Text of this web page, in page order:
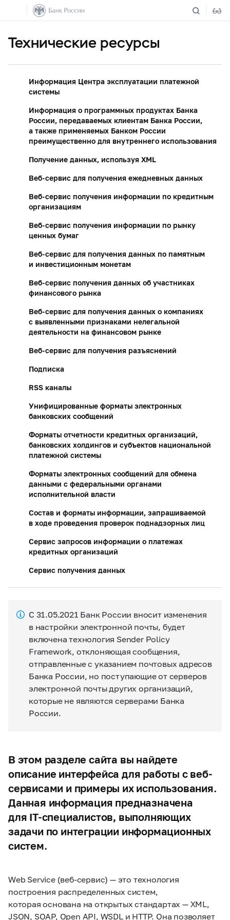
Технические ресурсы
Информация Центра эксплуатации платежной
системы
Информация о программных продуктах Банка
России, передаваемых клиентам Банка России,
а также применяемых Банком России
преимущественно для внутреннего использования
Получение данных, используя XML
Веб-сервис для получения ежедневных данных
Веб-сервис получения информации по кредитным
организациям
Веб-сервис получения информации по рынку
ценных бумаг
Веб-сервис для получения данных по памятным
и инвестиционным монетам
Веб-сервис получения данных об участниках
финансового рынка
Веб-сервис для получения данных о компаниях
с выявленными признаками нелегальной
деятельности на финансовом рынке
Веб-сервис для получения разъяснений
Подписка
RSS каналы
Унифицированные форматы электронных
банковских сообщений
Форматы отчетности кредитных организаций,
банковских холдингов и субъектов национальной
платежной системы
Форматы электронных сообщений для обмена
данными с федеральными органами
исполнительной власти
Состав и форматы информации, запрашиваемой
в ходе проведения проверок поднадзорных лиц
Сервис запросов информации о платежах
кредитных организаций
Сервис получения данных
С 31.05.2021 Банк России вносит изменения
в настройки электронной почты, будет
включена технология Sender Policy
Framework, отклоняющая сообщения,
отправленные с указанием почтовых адресов
Банка России, но поступающие от серверов
электронной почты других организаций,
которые не являются серверами Банка
России.
В этом разделе сайта вы найдете
описание интерфейса для работы с веб-
сервисами и примеры их использования.
Данная информация предназначена
для IT-специалистов, выполняющих
задачи по интеграции информационных
систем.
Web Service (веб-сервис) — это технология
построения распределенных систем,
которая основана на открытых стандартах — XML,
JSON, SOAP, Open API, WSDL и HTTP. Она позволяет